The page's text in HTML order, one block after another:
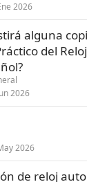
2026
alguna
del
2026
2026
de reloj